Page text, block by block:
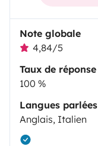
Note globale
4,84/5
Taux de réponse
100 %
Langues parlées
Anglais, Italien